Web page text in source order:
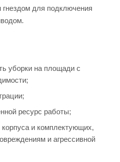
для подключения
уборки на площади c
ресурс работы;
и комплектующих,
и агрессивной